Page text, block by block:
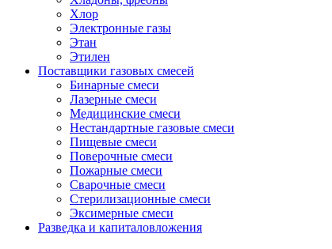
Хлор
Электронные газы
Этан
Этилен
Поставщики газовых смесей
Бинарные смеси
Лазерные смеси
Медицинские смеси
Нестандартные газовые смеси
Пищевые смеси
Поверочные смеси
Пожарные смеси
Сварочные смеси
Стерилизационные смеси
Эксимерные смеси
Разведка и капиталовложения